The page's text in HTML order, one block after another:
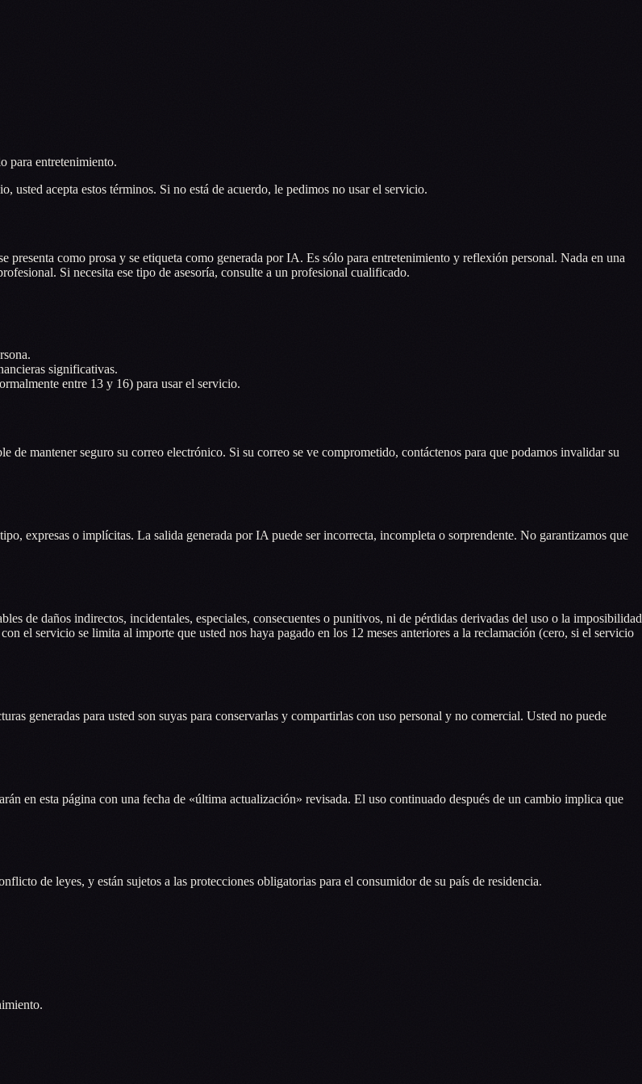
para entretenimiento.
acepta estos términos. Si no está de acuerdo, le pedimos no usar el servicio.
como prosa y se etiqueta como generada por IA. Es sólo para entretenimiento y reflexión personal. Nada en una
Si necesita ese tipo de asesoría, consulte a un profesional cualificado.
significativas.
entre 13 y 16) para usar el servicio.
de mantener seguro su correo electrónico. Si su correo se ve comprometido, contáctenos para que podamos invalidar su
expresas o implícitas. La salida generada por IA puede ser incorrecta, incompleta o sorprendente. No garantizamos que
de daños indirectos, incidentales, especiales, consecuentes o punitivos, ni de pérdidas derivadas del uso o la imposibilidad
el servicio se limita al importe que usted nos haya pagado en los 12 meses anteriores a la reclamación (cero, si el servicio
generadas para usted son suyas para conservarlas y compartirlas con uso personal y no comercial. Usted no puede
en esta página con una fecha de «última actualización» revisada. El uso continuado después de un cambio implica que
de leyes, y están sujetos a las protecciones obligatorias para el consumidor de su país de residencia.